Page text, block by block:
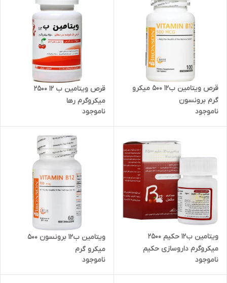
قرص ویتامین ب12 500 میکرو
گرم برونسون
ناموجود
قرص ویتامین ب 12 2500
میکروگرم رها
ناموجود
ویتامین ب12 حکیم 2500
میکروگرم داروسازی حکیم
ناموجود
ویتامین ب12 برونسون 500
میکرو گرم
ناموجود